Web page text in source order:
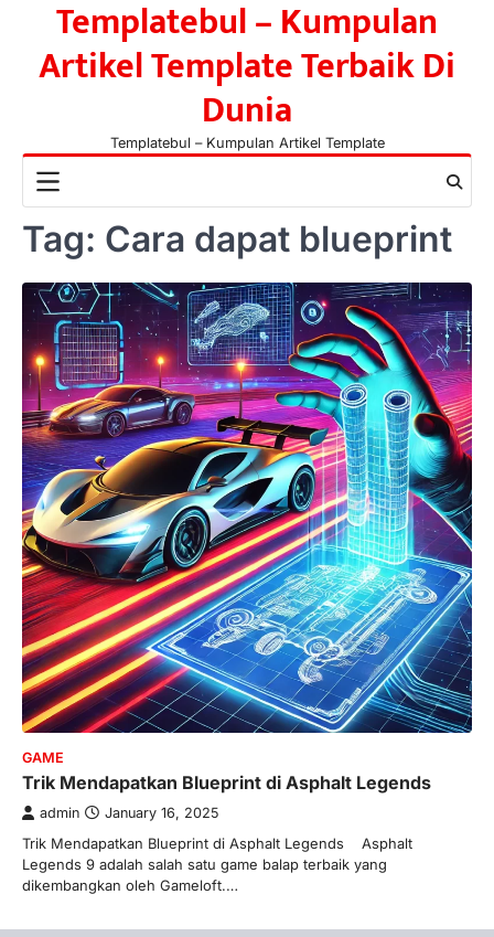
content
Templatebul – Kumpulan
Artikel Template Terbaik Di
Dunia
Templatebul – Kumpulan Artikel Template
Tag: Cara dapat blueprint
GAME
Trik Mendapatkan Blueprint di Asphalt Legends
admin January 16, 2025
Trik Mendapatkan Blueprint di Asphalt Legends Asphalt
Legends 9 adalah salah satu game balap terbaik yang
dikembangkan oleh Gameloft.…